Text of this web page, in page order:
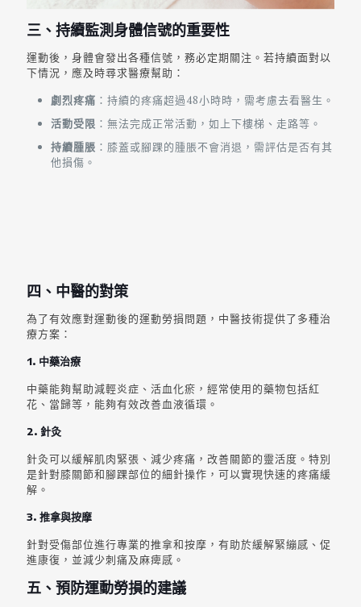
三、持續監測身體信號的重要性
運動後，身體會發出各種信號，務必定期關注。若持續面對以
下情況，應及時尋求醫療幫助：
劇烈疼痛 ：持續的疼痛超過48小時時，需考慮去看醫生。
活動受限 ：無法完成正常活動，如上下樓梯、走路等。
持續腫脹 ：膝蓋或腳踝的腫脹不會消退，需評估是否有其
他損傷。
四、中醫的對策
為了有效應對運動後的運動勞損問題，中醫技術提供了多種治
療方案：
1. 中藥治療
中藥能夠幫助減輕炎症、活血化瘀，經常使用的藥物包括紅
花、當歸等，能夠有效改善血液循環。
2. 針灸
針灸可以緩解肌肉緊張、減少疼痛，改善關節的靈活度。特別
是針對膝關節和腳踝部位的細針操作，可以實現快速的疼痛緩
解。
3. 推拿與按摩
針對受傷部位進行專業的推拿和按摩，有助於緩解緊繃感、促
進康復，並減少刺痛及麻痺感。
五、預防運動勞損的建議